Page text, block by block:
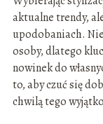
aktualne trendy,
upodobaniach.
osoby, dlatego
nowinek do
to, aby czuć się
chwilą tego